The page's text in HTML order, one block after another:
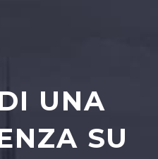
UNA
SU